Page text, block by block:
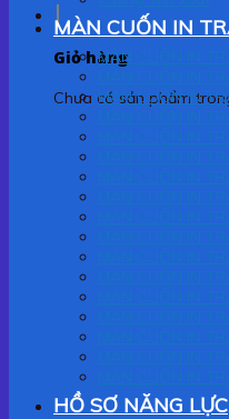
Giỏ hàng
Chưa có sản phẩm
MÀN CUỐN IN
MÀN CUỐN IN
MÀN CUỐN IN
HỒ SƠ NĂNG LỰC